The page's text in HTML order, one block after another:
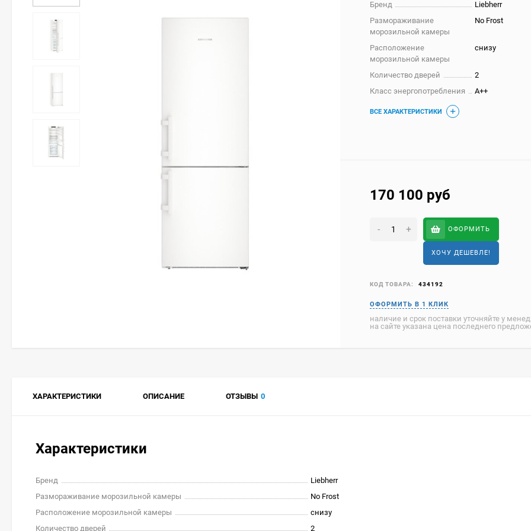
Бренд
Liebherr
Размораживание
морозильной камеры
No Frost
Расположение
морозильной камеры
снизу
Количество дверей
2
Класс энергопотребления
A++
ВСЕ ХАРАКТЕРИСТИКИ
170 100 руб
- + ОФОРМИТЬ
ХОЧУ ДЕШЕВЛЕ!
КОД ТОВАРА: 434192
наличие и срок поставки уточняйте у
на сайте указана цена последнего
ХАРАКТЕРИСТИКИ ОПИСАНИЕ ОТЗЫВЫ 0
Характеристики
Бренд
Liebherr
Размораживание морозильной камеры
No Frost
Расположение морозильной камеры
снизу
Количество дверей
2